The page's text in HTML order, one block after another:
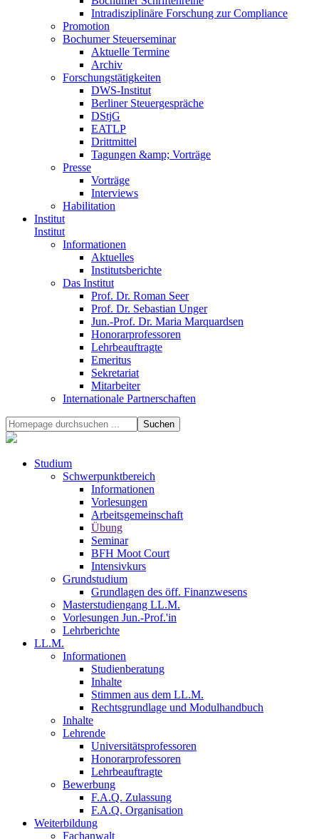
Intradisziplinäre Forschung zur Compliance
Promotion
Bochumer Steuerseminar
Aktuelle Termine
Archiv
Forschungstätigkeiten
DWS-Institut
Berliner Steuergespräche
DStjG
EATLP
Drittmittel
Tagungen &amp; Vorträge
Presse
Vorträge
Interviews
Habilitation
Institut
Institut
Informationen
Aktuelles
Institutsberichte
Das Institut
Prof. Dr. Roman Seer
Prof. Dr. Sebastian Unger
Jun.-Prof. Dr. Maria Marquardsen
Honorarprofessoren
Lehrbeauftragte
Emeritus
Sekretariat
Mitarbeiter
Internationale Partnerschaften
Studium
Schwerpunktbereich
Informationen
Vorlesungen
Arbeitsgemeinschaft
Übung
Seminar
BFH Moot Court
Intensivkurs
Grundstudium
Grundlagen des öff. Finanzwesens
Masterstudiengang LL.M.
Vorlesungen Jun.-Prof.'in
Lehrberichte
LL.M.
Informationen
Studienberatung
Inhalte
Stimmen aus dem LL.M.
Rechtsgrundlage und Modulhandbuch
Inhalte
Lehrende
Universitätsprofessoren
Honorarprofessoren
Lehrbeauftragte
Bewerbung
F.A.Q. Zulassung
F.A.Q. Organisation
Weiterbildung
Fachanwalt